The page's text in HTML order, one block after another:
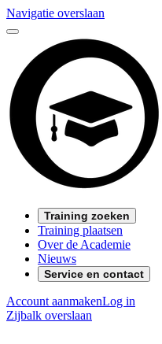
Navigatie overslaan
Training zoeken
Training plaatsen
Over de Academie
Nieuws
Service en contact
Account aanmakenLog in
Zijbalk overslaan